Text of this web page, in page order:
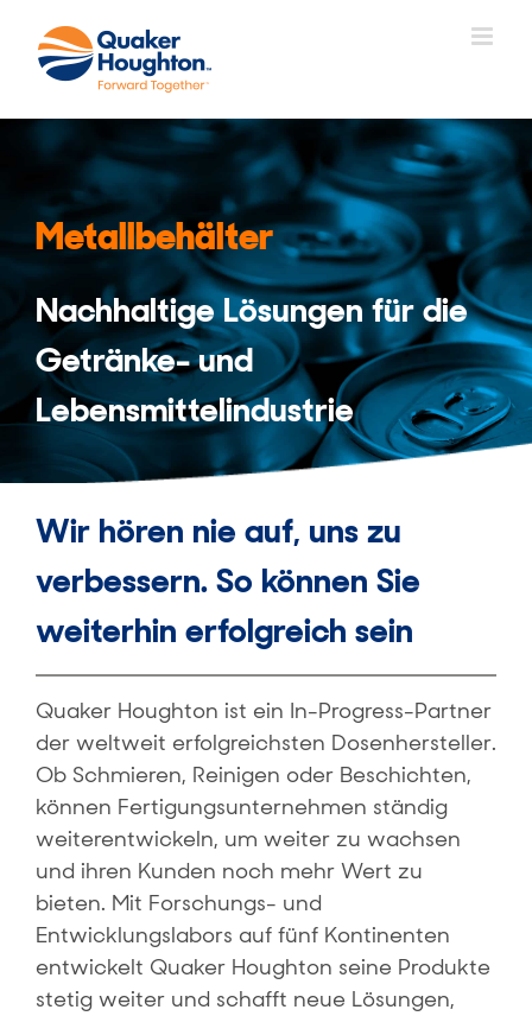
Inhalt
springen
Metallbehälter
Nachhaltige Lösungen für die
Getränke- und
Lebensmittelindustrie
Wir hören nie auf, uns zu
verbessern. So können Sie
weiterhin erfolgreich sein
Quaker Houghton ist ein In-Progress-Partner
der weltweit erfolgreichsten Dosenhersteller.
Ob Schmieren, Reinigen oder Beschichten,
können Fertigungsunternehmen ständig
weiterentwickeln, um weiter zu wachsen
und ihren Kunden noch mehr Wert zu
bieten. Mit Forschungs- und
Entwicklungslabors auf fünf Kontinenten
entwickelt Quaker Houghton seine Produkte
stetig weiter und schafft neue Lösungen,